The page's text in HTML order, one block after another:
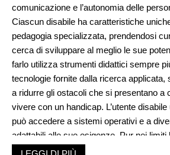
comunicazione e l’autonomia delle
Ciascun disabile ha caratteristiche
pedagogia specializzata, prendendosi
cerca di sviluppare al meglio le sue
farlo utilizza strumenti didattici sempre
tecnologie fornite dalla ricerca applicata,
a ridurre gli ostacoli che si presentano a
vivere con un handicap. L’utente
può accedere a sistemi operativi e a
adattabili alle sue esigenze. Pur nei limiti
menomazione, questi strumenti